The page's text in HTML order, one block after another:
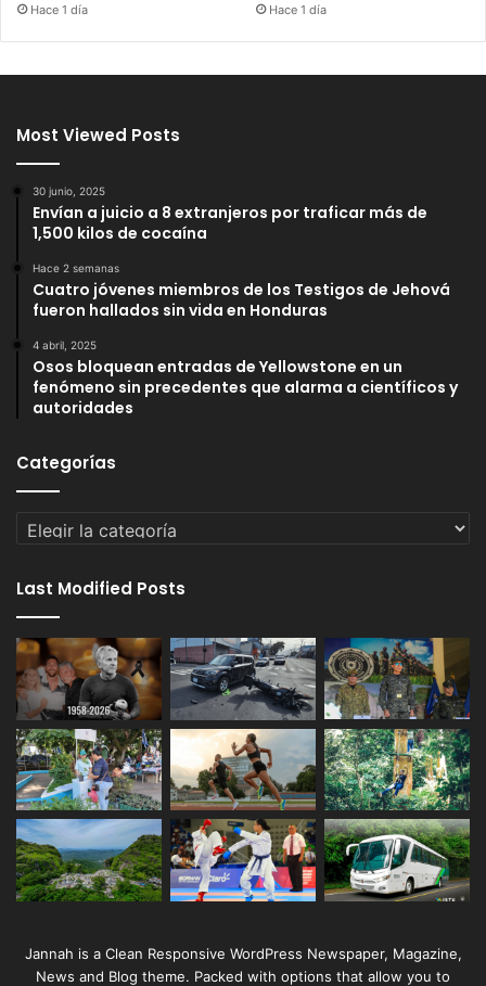
Hace 1 día Hace 1 día
Most Viewed Posts
30 junio, 2025
Envían a juicio a 8 extranjeros por traficar más de
1,500 kilos de cocaína
Hace 2 semanas
Cuatro jóvenes miembros de los Testigos de Jehová
fueron hallados sin vida en Honduras
4 abril, 2025
Osos bloquean entradas de Yellowstone en un
fenómeno sin precedentes que alarma a científicos y
autoridades
Categorías
Categorías
Last Modified Posts
Jannah is a Clean Responsive WordPress Newspaper, Magazine,
News and Blog theme. Packed with options that allow you to